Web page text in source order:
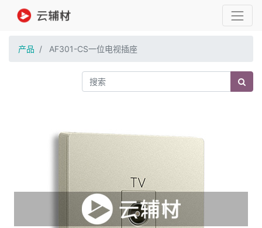
产品 AF301-CS一位电视插座